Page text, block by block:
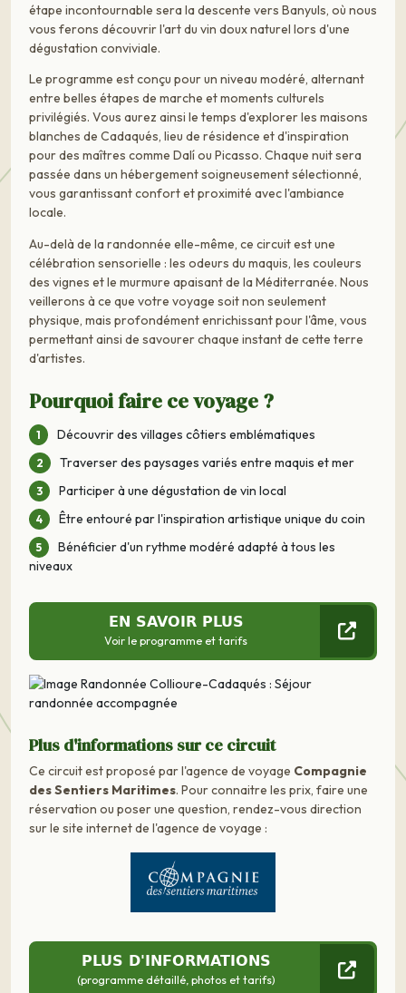
étape incontournable sera la descente vers Banyuls, où nous
vous ferons découvrir l'art du vin doux naturel lors d'une
dégustation conviviale.
Le programme est conçu pour un niveau modéré, alternant
entre belles étapes de marche et moments culturels
privilégiés. Vous aurez ainsi le temps d'explorer les maisons
blanches de Cadaqués, lieu de résidence et d'inspiration
pour des maîtres comme Dalí ou Picasso. Chaque nuit sera
passée dans un hébergement soigneusement sélectionné,
vous garantissant confort et proximité avec l'ambiance
locale.
Au-delà de la randonnée elle-même, ce circuit est une
célébration sensorielle : les odeurs du maquis, les couleurs
des vignes et le murmure apaisant de la Méditerranée. Nous
veillerons à ce que votre voyage soit non seulement
physique, mais profondément enrichissant pour l'âme, vous
permettant ainsi de savourer chaque instant de cette terre
d'artistes.
Pourquoi faire ce voyage ?
Découvrir des villages côtiers emblématiques
Traverser des paysages variés entre maquis et mer
Participer à une dégustation de vin local
Être entouré par l'inspiration artistique unique du coin
Bénéficier d'un rythme modéré adapté à tous les
niveaux
EN SAVOIR PLUS
Voir le programme et tarifs
Plus d'informations sur ce circuit
Ce circuit est proposé par l'agence de voyage Compagnie
des Sentiers Maritimes. Pour connaitre les prix, faire une
réservation ou poser une question, rendez-vous direction
sur le site internet de l'agence de voyage :
PLUS D'INFORMATIONS
(programme détaillé, photos et tarifs)